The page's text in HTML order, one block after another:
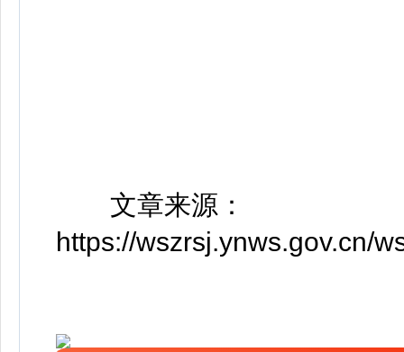
文章来源：
https://wszrsj.ynws.gov.cn/